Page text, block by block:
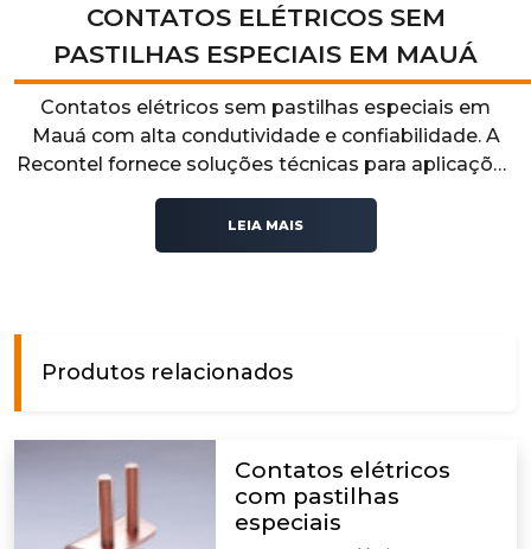
CONTATOS ELÉTRICOS SEM
PASTILHAS ESPECIAIS EM MAUÁ
Contatos elétricos sem pastilhas especiais em
Mauá com alta condutividade e confiabilidade. A
Recontel fornece soluções técnicas para aplicações
segurança e estabilidade operacional.
LEIA MAIS
Produtos relacionados
Contatos elétricos
com pastilhas
especiais